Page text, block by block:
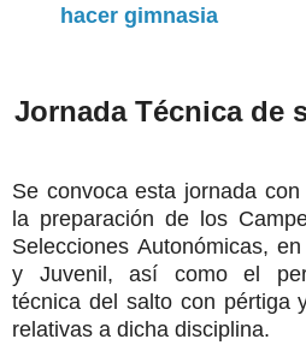
hacer gimnasia
Jornada Técnica de
Se convoca esta jornada
la preparación de los
Selecciones Autonómicas,
y Juvenil, así como el
técnica del salto con pértiga
relativas a dicha disciplina.